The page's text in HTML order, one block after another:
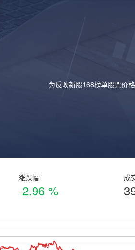
为反映新股168榜单股票价
涨跌幅
-2.96 %
成